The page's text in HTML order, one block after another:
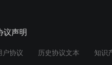
议声明
户协议 历史协议文本 知识